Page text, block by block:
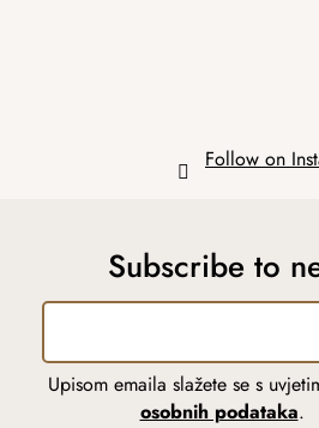
Follow on
Subscribe to
Upisom emaila slažete se s
osobnih podataka.